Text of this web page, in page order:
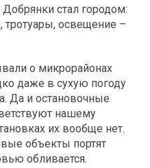
стал городом:
тротуары, освещение –
о микрорайонах
даже в сухую погоду
Да и остановочные
нашему
их вообще нет.
объекты портят
обливается.